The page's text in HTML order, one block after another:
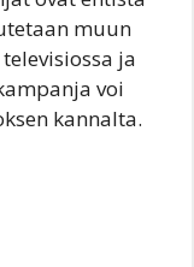
muun
ja
voi
kannalta.